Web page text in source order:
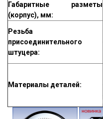
Габаритные разметы
(корпус), мм:
Резьба
присоединительного
штуцера:
Материалы деталей: